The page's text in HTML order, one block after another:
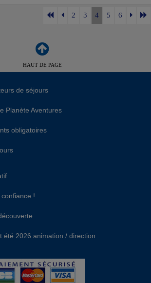
2 3 4 5 6
HAUT DE PAGE
de séjours
Planète Aventures
obligatoires
!
été 2026 animation / direction